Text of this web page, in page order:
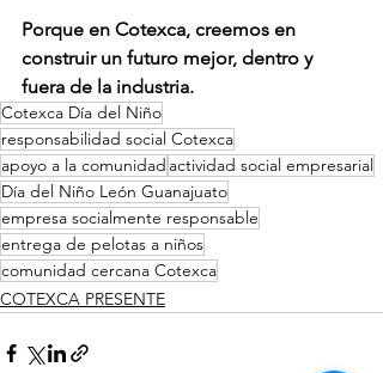
Porque en Cotexca, creemos en
construir un futuro mejor, dentro y
fuera de la industria.
Cotexca Día del Niño
responsabilidad social Cotexca
apoyo a la comunidad actividad social empresarial
Día del Niño León Guanajuato
empresa socialmente responsable
entrega de pelotas a niños
comunidad cercana Cotexca
COTEXCA PRESENTE